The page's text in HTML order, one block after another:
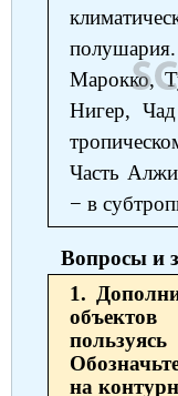
полушария.
Марокко,
Нигер,
Часть
− в
Вопросы и
1.
на